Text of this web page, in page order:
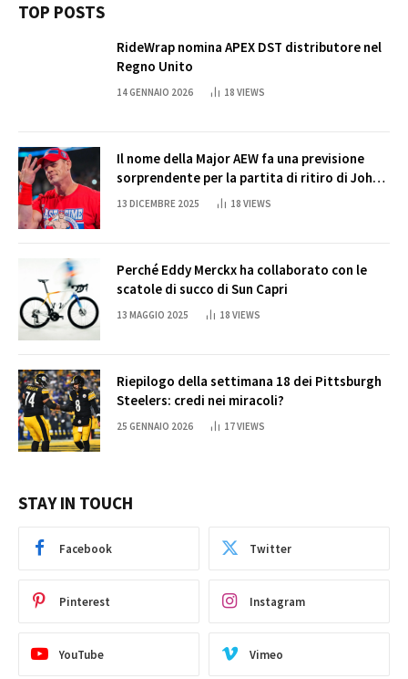
TOP POSTS
RideWrap nomina APEX DST distributore nel
Regno Unito
14 GENNAIO 2026 18 VIEWS
Il nome della Major AEW fa una previsione
sorprendente per la partita di ritiro di John
Cena
13 DICEMBRE 2025 18 VIEWS
Perché Eddy Merckx ha collaborato con le
scatole di succo di Sun Capri
13 MAGGIO 2025 18 VIEWS
Riepilogo della settimana 18 dei Pittsburgh
Steelers: credi nei miracoli?
25 GENNAIO 2026 17VIEWS
STAY IN TOUCH
Facebook Twitter
Pinterest Instagram
YouTube Vimeo